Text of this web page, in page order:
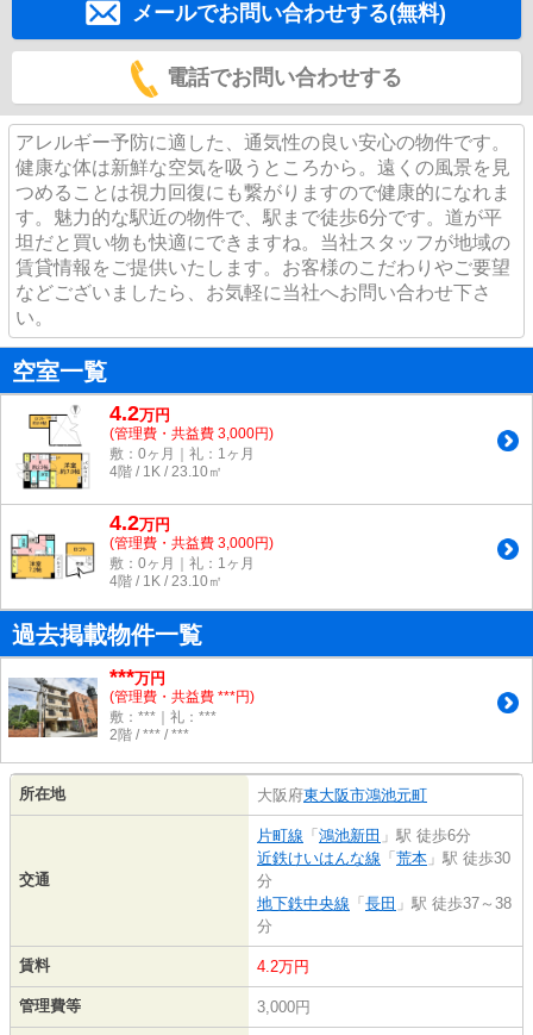
メールでお問い合わせする(無料)
電話でお問い合わせする
アレルギー予防に適した、通気性の良い安心の物件です。
健康な体は新鮮な空気を吸うところから。遠くの風景を見
つめることは視力回復にも繋がりますので健康的になれま
す。魅力的な駅近の物件で、駅まで徒歩6分です。道が平
坦だと買い物も快適にできますね。当社スタッフが地域の
賃貸情報をご提供いたします。お客様のこだわりやご要望
などございましたら、お気軽に当社へお問い合わせ下さ
い。
空室一覧
4.2万円
(管理費・共益費 3,000円)
敷：0ヶ月｜礼：1ヶ月
4階 / 1K / 23.10㎡
4.2万円
(管理費・共益費 3,000円)
敷：0ヶ月｜礼：1ヶ月
4階 / 1K / 23.10㎡
過去掲載物件一覧
***万円
(管理費・共益費 ***円)
敷：***｜礼：***
2階 / *** / ***
所在地 大阪府東大阪市鴻池元町
交通
片町線 「 鴻池新田 」駅 徒歩6分
近鉄けいはんな線 「 荒本 」駅 徒歩30
分
地下鉄中央線 「 長田 」駅 徒歩37～38
分
賃料 4.2万円
管理費等 3,000円